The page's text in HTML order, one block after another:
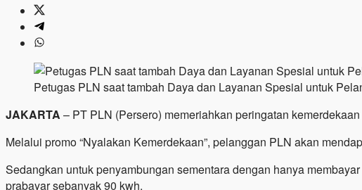
Petugas PLN saat tambah Daya dan Layanan Spesial untuk
JAKARTA – PT PLN (Persero) memeriahkan peringatan
Melalui promo “Nyalakan Kemerdekaan”, pelanggan PLN akan
Sedangkan untuk penyambungan sementara dengan hanya
prabayar sebanyak 90 kwh.